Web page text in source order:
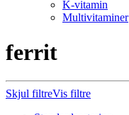
K-vitamin
Multivitaminer
ferrit
Skjul filtreVis filtre